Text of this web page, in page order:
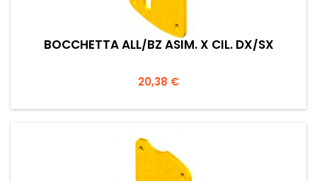
BOCCHETTA ALL/BZ ASIM. X CIL. DX/SX
Prezzo
20,38 €